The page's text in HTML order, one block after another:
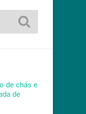
de chás e
de